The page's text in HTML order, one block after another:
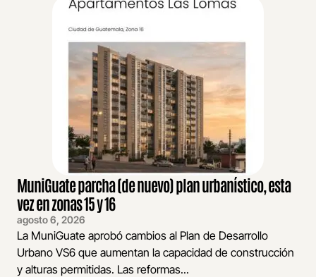
MuniGuate parcha (de nuevo) plan urbanístico, esta
vez en zonas 15 y 16
agosto 6, 2026
La MuniGuate aprobó cambios al Plan de Desarrollo
Urbano VS6 que aumentan la capacidad de construcción
y alturas permitidas. Las reformas...